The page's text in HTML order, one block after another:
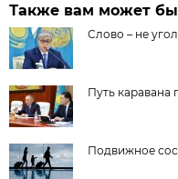
Также вам может
Слово – не
Путь каравана
Подвижное